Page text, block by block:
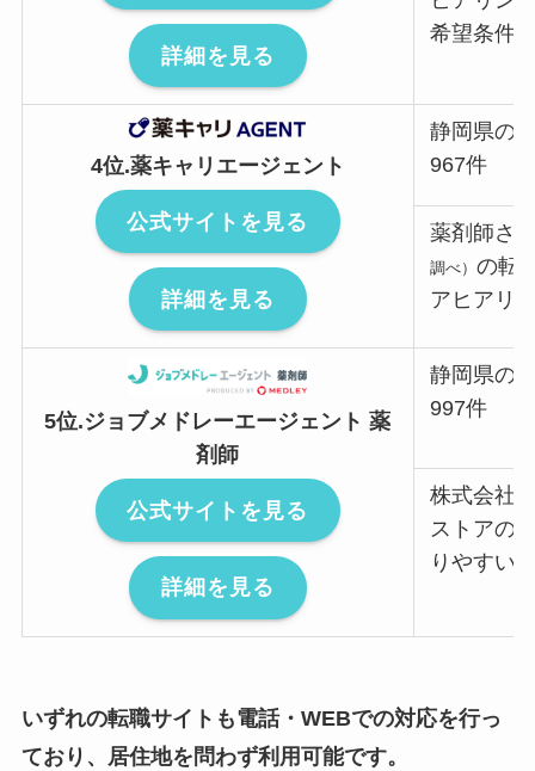
詳細を見る
希望条件
4位.薬キャリエージェント
公式サイトを見る
詳細を見る
静岡県の
967件
薬剤師さ
調べ）の転
アヒアリ
5位.ジョブメドレーエージェント 薬
剤師
公式サイトを見る
詳細を見る
静岡県の
997件
株式会社
ストアの
りやすい
いずれの転職サイトも電話・WEBでの対応を行っ
ており、居住地を問わず利用可能です。